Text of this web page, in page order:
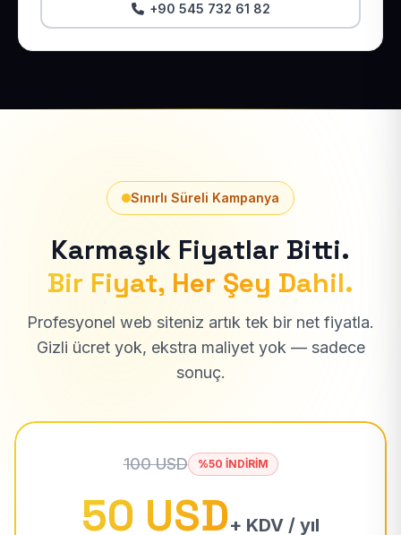
+90 545 732 61 82
Sınırlı Süreli Kampanya
Karmaşık Fiyatlar Bitti.
Bir Fiyat, Her Şey Dahil.
Profesyonel web siteniz artık tek bir net fiyatla.
Gizli ücret yok, ekstra maliyet yok — sadece
sonuç.
100 USD %50 İNDİRİM
50 USD+ KDV / yıl